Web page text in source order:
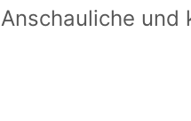
Anschauliche und